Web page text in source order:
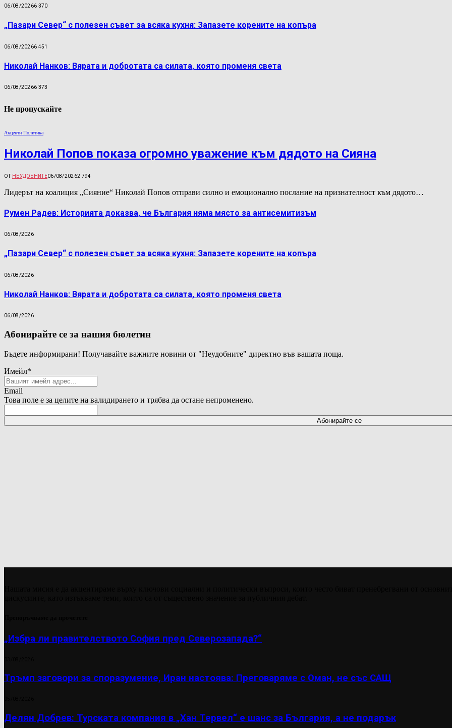
06/08/20266 370
„Пазари Север“ с полезен съвет за всяка кухня: Запазете корените на копъра
06/08/20266 451
Николай Нанков: Вярата и добротата са силата, която променя света
06/08/20266 373
Не пропускайте
Акценти Политика
Николай Попов показа огромно уважение към дядото на Сияна
ОТ НЕУДОБНИТЕ06/08/20262 794
Лидерът на коалиция „Сияние“ Николай Попов отправи силно и емоционално послание на признателност към дядото…
Румен Радев: Историята доказва, че България няма място за антисемитизъм
06/08/2026
„Пазари Север“ с полезен съвет за всяка кухня: Запазете корените на копъра
06/08/2026
Николай Нанков: Вярата и добротата са силата, която променя света
06/08/2026
Абонирайте се за нашия бюлетин
Бъдете информирани! Получавайте важните новини от "Неудобните" директно във вашата поща.
Имейл*
Email
Това поле е за целите на валидирането и трябва да остане непроменено.
„Избра ли правителството София пред Северозапада?“
Тръмп заговори за споразумение, Иран настоява: Преговаряме с Оман, не със САЩ
Делян Добрев: Турската компания в „Хан Тервел“ е шанс за България, а не подарък